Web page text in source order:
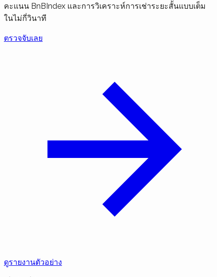
คะแนน BnBIndex และการวิเคราะห์การเช่าระยะสั้นแบบเต็ม
ในไม่กี่วินาที
ตรวจจับเลย
ดูรายงานตัวอย่าง